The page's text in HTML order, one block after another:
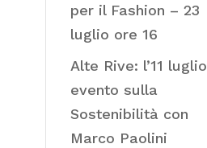
per il Fashion – 23
luglio ore 16
Alte Rive: l’11 luglio
evento sulla
Sostenibilità con
Marco Paolini